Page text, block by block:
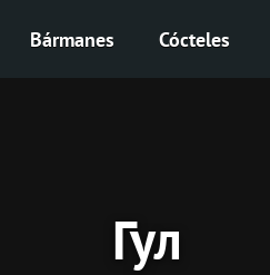
Bármanes Cócteles
Гул